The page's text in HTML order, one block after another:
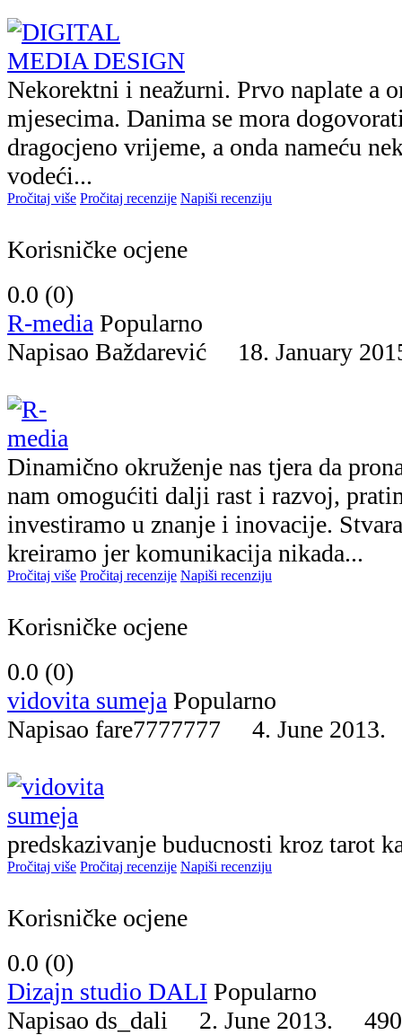
Nekorektni i neažurni. Prvo naplate a
mjesecima. Danima se mora
dragocjeno vrijeme, a onda nameću
vodeći...
Pročitaj više Pročitaj recenzije Napiši recenziju
Korisničke ocjene
0.0 (0)
R-media Popularno
Napisao Baždarević 18. January
Dinamično okruženje nas tjera da
nam omogućiti dalji rast i razvoj,
investiramo u znanje i inovacije.
kreiramo jer komunikacija nikada...
Pročitaj više Pročitaj recenzije Napiši recenziju
Korisničke ocjene
0.0 (0)
vidovita sumeja Popularno
Napisao fare7777777 4. June
predskazivanje buducnosti kroz tarot
Pročitaj više Pročitaj recenzije Napiši recenziju
Korisničke ocjene
0.0 (0)
Dizajn studio DALI Popularno
Napisao ds_dali 2. June 2013.